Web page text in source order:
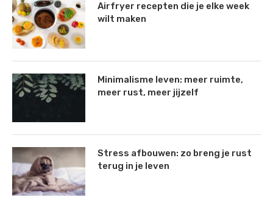
Airfryer recepten die je elke week
wilt maken
Minimalisme leven: meer ruimte,
meer rust, meer jijzelf
Stress afbouwen: zo breng je rust
terug in je leven